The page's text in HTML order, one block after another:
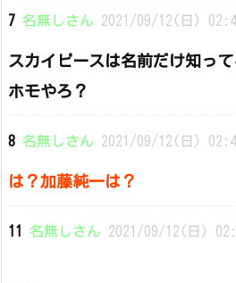
7 名無しさん 2021/09/12(日)
スカイピースは名前だけ知って
ホモやろ？
8 名無しさん 2021/09/12(日)
は？加藤純一は？
11 名無しさん 2021/09/12(日)